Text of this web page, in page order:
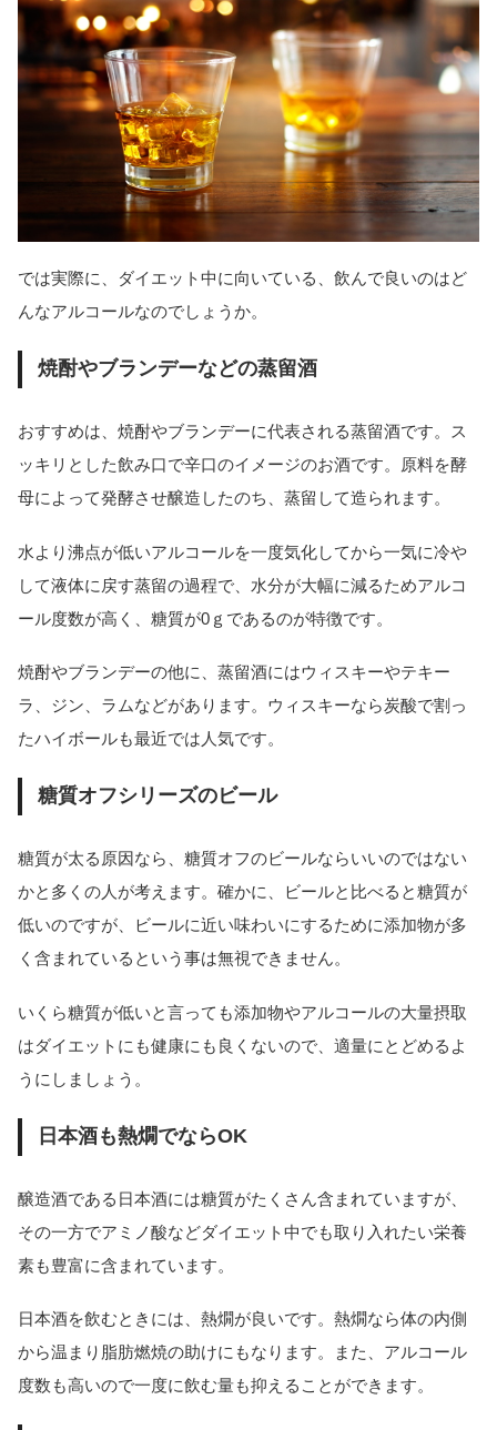
では実際に、ダイエット中に向いている、飲んで良いのはど
んなアルコールなのでしょうか。
焼酎やブランデーなどの蒸留酒
おすすめは、焼酎やブランデーに代表される蒸留酒です。ス
ッキリとした飲み口で辛口のイメージのお酒です。原料を酵
母によって発酵させ醸造したのち、蒸留して造られます。
水より沸点が低いアルコールを一度気化してから一気に冷や
して液体に戻す蒸留の過程で、水分が大幅に減るためアルコ
ール度数が高く、糖質が0ｇであるのが特徴です。
焼酎やブランデーの他に、蒸留酒にはウィスキーやテキー
ラ、ジン、ラムなどがあります。ウィスキーなら炭酸で割っ
たハイボールも最近では人気です。
糖質オフシリーズのビール
糖質が太る原因なら、糖質オフのビールならいいのではない
かと多くの人が考えます。確かに、ビールと比べると糖質が
低いのですが、ビールに近い味わいにするために添加物が多
く含まれているという事は無視できません。
いくら糖質が低いと言っても添加物やアルコールの大量摂取
はダイエットにも健康にも良くないので、適量にとどめるよ
うにしましょう。
日本酒も熱燗でならOK
醸造酒である日本酒には糖質がたくさん含まれていますが、
その一方でアミノ酸などダイエット中でも取り入れたい栄養
素も豊富に含まれています。
日本酒を飲むときには、熱燗が良いです。熱燗なら体の内側
から温まり脂肪燃焼の助けにもなります。また、アルコール
度数も高いので一度に飲む量も抑えることができます。